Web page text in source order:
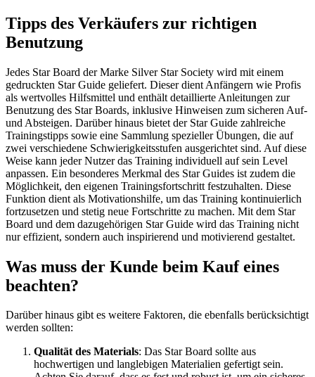
Tipps des Verkäufers zur richtigen
Benutzung
Jedes Star Board der Marke Silver Star Society wird mit einem
gedruckten Star Guide geliefert. Dieser dient Anfängern wie Profis
als wertvolles Hilfsmittel und enthält detaillierte Anleitungen zur
Benutzung des Star Boards, inklusive Hinweisen zum sicheren Auf-
und Absteigen. Darüber hinaus bietet der Star Guide zahlreiche
Trainingstipps sowie eine Sammlung spezieller Übungen, die auf
zwei verschiedene Schwierigkeitsstufen ausgerichtet sind. Auf diese
Weise kann jeder Nutzer das Training individuell auf sein Level
anpassen. Ein besonderes Merkmal des Star Guides ist zudem die
Möglichkeit, den eigenen Trainingsfortschritt festzuhalten. Diese
Funktion dient als Motivationshilfe, um das Training kontinuierlich
fortzusetzen und stetig neue Fortschritte zu machen. Mit dem Star
Board und dem dazugehörigen Star Guide wird das Training nicht
nur effizient, sondern auch inspirierend und motivierend gestaltet.
Was muss der Kunde beim Kauf eines
beachten?
Darüber hinaus gibt es weitere Faktoren, die ebenfalls berücksichtigt
werden sollten:
Qualität des Materials: Das Star Board sollte aus
hochwertigen und langlebigen Materialien gefertigt sein.